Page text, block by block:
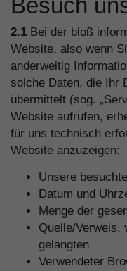
Besuch
2.1 Bei der bloß
Website, also wenn
anderweitig
solche Daten, die Ihr
übermittelt (sog.
Website aufrufen,
für uns technisch
Website anzuzeigen:
Unsere
Datum und
Menge der
Quelle/Verweis,
gelangten
Verwendeter